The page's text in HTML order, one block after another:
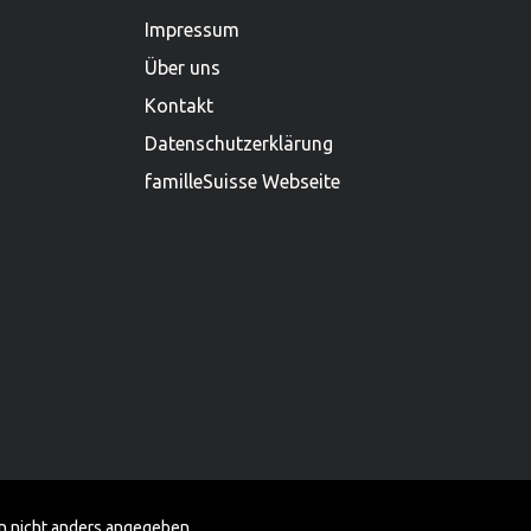
Impressum
Über uns
Kontakt
Datenschutzerklärung
familleSuisse Webseite